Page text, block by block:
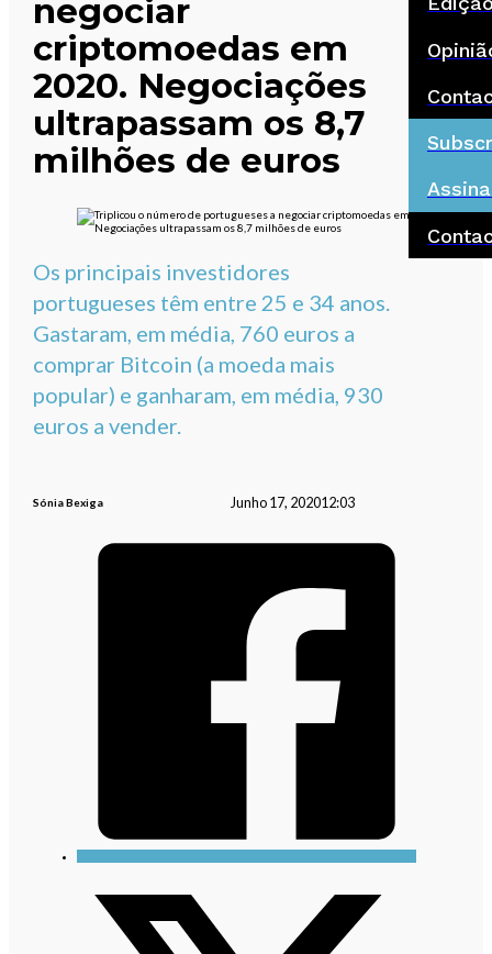
negociar
criptomoedas em
2020. Negociações
ultrapassam os 8,7
milhões de euros
Os principais investidores
portugueses têm entre 25 e 34 anos.
Gastaram, em média, 760 euros a
comprar Bitcoin (a moeda mais
popular) e ganharam, em média, 930
euros a vender.
Sónia Bexiga Junho 17, 202012:03